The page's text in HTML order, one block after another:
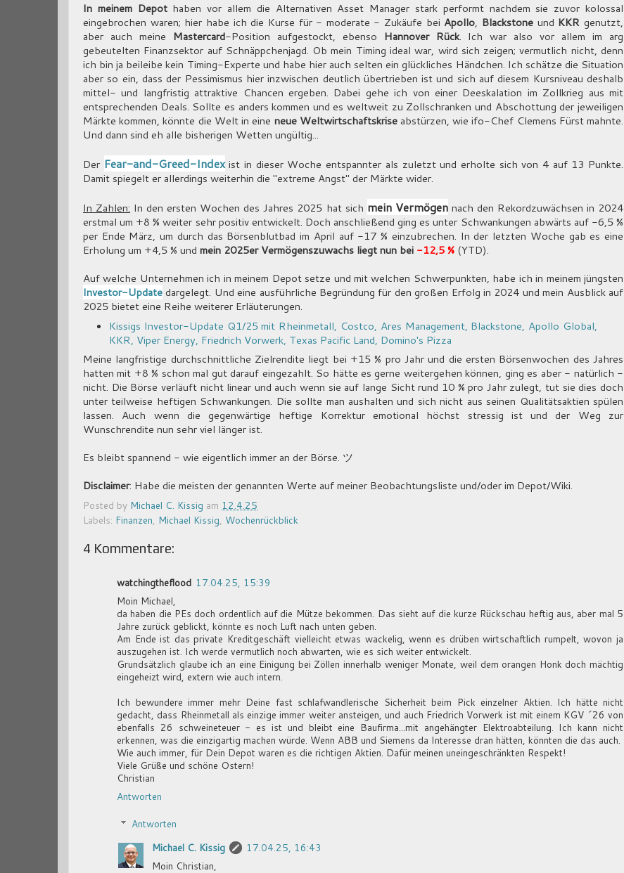
In meinem Depothaben vor allem die Alternativen Asset Manager stark performt nachdem sie zuvor kolossal
eingebrochen waren; hier habe ich die Kurse für - moderate - Zukäufe bei Apollo, Blackstone und KKR genutzt,
aber auch meine Mastercard-Position aufgestockt, ebenso Hannover Rück. Ich war also vor allem im arg
gebeutelten Finanzsektor auf Schnäppchenjagd. Ob mein Timing ideal war, wird sich zeigen; vermutlich nicht, denn
ich bin ja beileibe kein Timing-Experte und habe hier auch selten ein glückliches Händchen. Ich schätze die Situation
aber so ein, dass der Pessimismus hier inzwischen deutlich übertrieben ist und sich auf diesem Kursniveau deshalb
mittel- und langfristig attraktive Chancen ergeben. Dabei gehe ich von einer Deeskalation im Zollkrieg aus mit
entsprechenden Deals. Sollte es anders kommen und es weltweit zu Zollschranken und Abschottung der jeweiligen
Märkte kommen, könnte die Welt in eine neue Weltwirtschaftskriseabstürzen, wie ifo-Chef Clemens Fürst mahnte.
Und dann sind eh alle bisherigen Wetten ungültig...
Der Fear-and-Greed-Indexist in dieser Woche entspannter als zuletzt und erholte sich von 4 auf 13 Punkte.
Damit spiegelt er allerdings weiterhin die "extreme Angst" der Märkte wider.
In Zahlen: In den ersten Wochen des Jahres 2025 hat sich mein Vermögennach den Rekordzuwächsen in 2024
erstmal um +8 % weiter sehr positiv entwickelt. Doch anschließend ging es unter Schwankungen abwärts auf -6,5 %
per Ende März, um durch das Börsenblutbad im April auf -17 % einzubrechen. In der letzten Woche gab es eine
Erholung um +4,5 % und mein 2025er Vermögenszuwachs liegt nun bei -12,5 % (YTD).
Auf welche Unternehmen ich in meinem Depot setze und mit welchen Schwerpunkten, habe ich in meinem jüngsten
Investor-Updatedargelegt. Und eine ausführliche Begründung für den großen Erfolg in 2024 und mein Ausblick auf
2025 bietet eine Reihe weiterer Erläuterungen.
Kissigs Investor-Update Q1/25 mit Rheinmetall, Costco, Ares Management, Blackstone, Apollo Global,
KKR, Viper Energy, Friedrich Vorwerk, Texas Pacific Land, Domino's Pizza
Meine langfristige durchschnittliche Zielrendite liegt bei +15 % pro Jahr und die ersten Börsenwochen des Jahres
hatten mit +8 % schon mal gut darauf eingezahlt. So hätte es gerne weitergehen können, ging es aber - natürlich -
nicht. Die Börse verläuft nicht linear und auch wenn sie auf lange Sicht rund 10 % pro Jahr zulegt, tut sie dies doch
unter teilweise heftigen Schwankungen. Die sollte man aushalten und sich nicht aus seinen Qualitätsaktien spülen
lassen. Auch wenn die gegenwärtige heftige Korrektur emotional höchst stressig ist und der Weg zur
Wunschrendite nun sehr viel länger ist.
Es bleibt spannend - wie eigentlich immer an der Börse. ツ
Disclaimer: Habe die meisten der genannten Werte auf meiner Beobachtungsliste und/oder im Depot/Wiki.
Posted by Michael C. Kissig am 12.4.25
Labels: Finanzen, Michael Kissig, Wochenrückblick
4 Kommentare:
watchingtheflood 17.04.25, 15:39
Moin Michael,
da haben die PEs doch ordentlich auf die Mütze bekommen. Das sieht auf die kurze Rückschau heftig aus, aber mal 5
Jahre zurück geblickt, könnte es noch Luft nach unten geben.
Am Ende ist das private Kreditgeschäft vielleicht etwas wackelig, wenn es drüben wirtschaftlich rumpelt, wovon ja
auszugehen ist. Ich werde vermutlich noch abwarten, wie es sich weiter entwickelt.
Grundsätzlich glaube ich an eine Einigung bei Zöllen innerhalb weniger Monate, weil dem orangen Honk doch mächtig
eingeheizt wird, extern wie auch intern.
Ich bewundere immer mehr Deine fast schlafwandlerische Sicherheit beim Pick einzelner Aktien. Ich hätte nicht
gedacht, dass Rheinmetall als einzige immer weiter ansteigen, und auch Friedrich Vorwerk ist mit einem KGV ´26 von
ebenfalls 26 schweineteuer - es ist und bleibt eine Baufirma...mit angehängter Elektroabteilung. Ich kann nicht
erkennen, was die einzigartig machen würde. Wenn ABB und Siemens da Interesse dran hätten, könnten die das auch.
Wie auch immer, für Dein Depot waren es die richtigen Aktien. Dafür meinen uneingeschränkten Respekt!
Viele Grüße und schöne Ostern!
Christian
Antworten
Antworten
Michael C. Kissig
17.04.25, 16:43
Moin Christian,